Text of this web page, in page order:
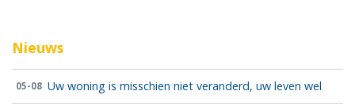
Nieuws
05-08 Uw woning is misschien niet veranderd, uw leven wel